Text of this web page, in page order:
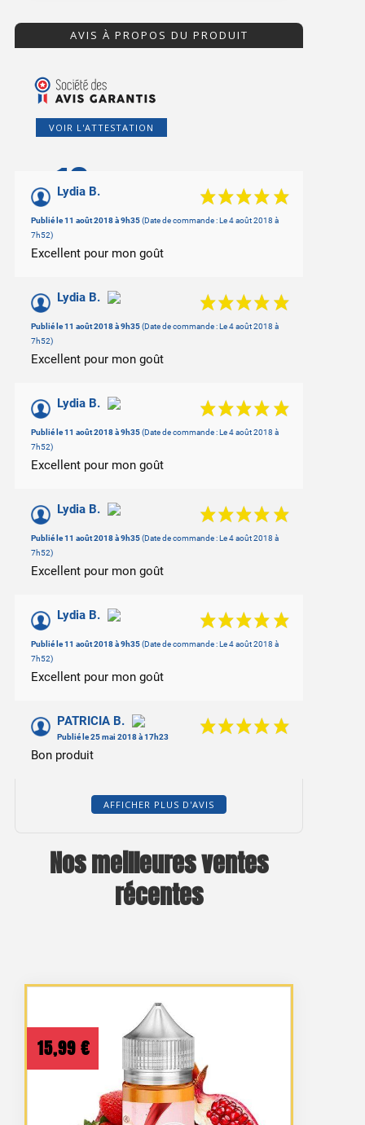
AVIS À PROPOS DU PRODUIT
VOIR L'ATTESTATION
10/10
Basé sur 10 avis
Lydia B.
Publié le 11 août 2018 à 9h35(Date de commande : Le 4 août 2018 à
7h52)
Excellent pour mon goût
Lydia B.
Publié le 11 août 2018 à 9h35(Date de commande : Le 4 août 2018 à
7h52)
Excellent pour mon goût
Lydia B.
Publié le 11 août 2018 à 9h35(Date de commande : Le 4 août 2018 à
7h52)
Excellent pour mon goût
Lydia B.
Publié le 11 août 2018 à 9h35(Date de commande : Le 4 août 2018 à
7h52)
Excellent pour mon goût
Lydia B.
Publié le 11 août 2018 à 9h35(Date de commande : Le 4 août 2018 à
7h52)
Excellent pour mon goût
PATRICIA B.
Publié le 25 mai 2018 à 17h23
Bon produit
AFFICHER PLUS D'AVIS
Nos meilleures ventes
récentes
15,99 €